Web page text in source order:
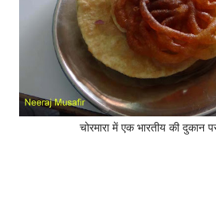
चोरमारा में एक भारतीय की दुकान